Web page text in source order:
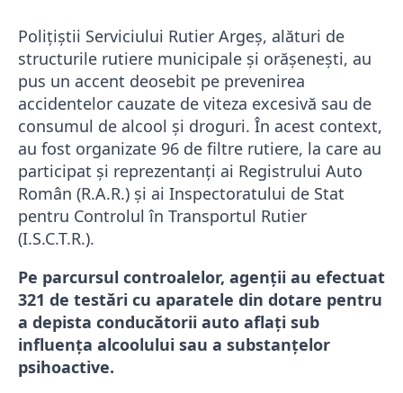
Polițiștii Serviciului Rutier Argeș, alături de
structurile rutiere municipale și orășenești, au
pus un accent deosebit pe prevenirea
accidentelor cauzate de viteza excesivă sau de
consumul de alcool și droguri. În acest context,
au fost organizate 96 de filtre rutiere, la care au
participat și reprezentanți ai Registrului Auto
Român (R.A.R.) și ai Inspectoratului de Stat
pentru Controlul în Transportul Rutier
(I.S.C.T.R.).
Pe parcursul controalelor, agenții au efectuat
321 de testări cu aparatele din dotare pentru
a depista conducătorii auto aflați sub
influența alcoolului sau a substanțelor
psihoactive.